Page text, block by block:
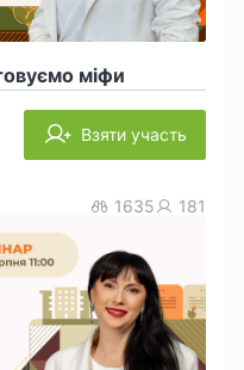
міфи
Взяти участь
1635 181